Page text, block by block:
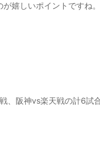
嬉しいポイントですね。
、阪神vs楽天戦の計6試